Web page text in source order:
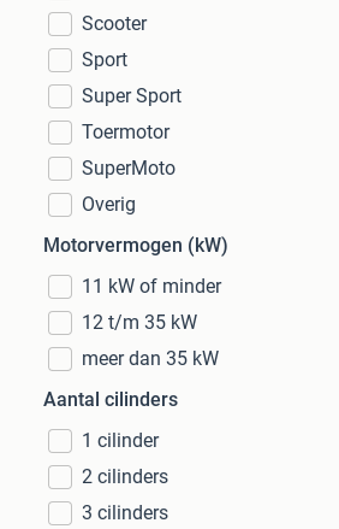
Scooter
Sport
Super Sport
Toermotor
SuperMoto
Overig
Motorvermogen (kW)
11 kW of minder
12 t/m 35 kW
meer dan 35 kW
Aantal cilinders
1 cilinder
2 cilinders
3 cilinders